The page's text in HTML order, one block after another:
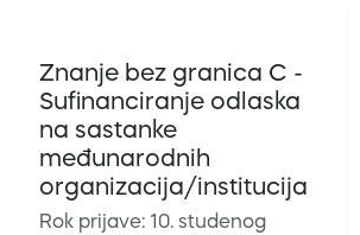
Znanje bez granica C -
Sufinanciranje odlaska
na sastanke
međunarodnih
organizacija/institucija
Rok prijave: 10. studenog